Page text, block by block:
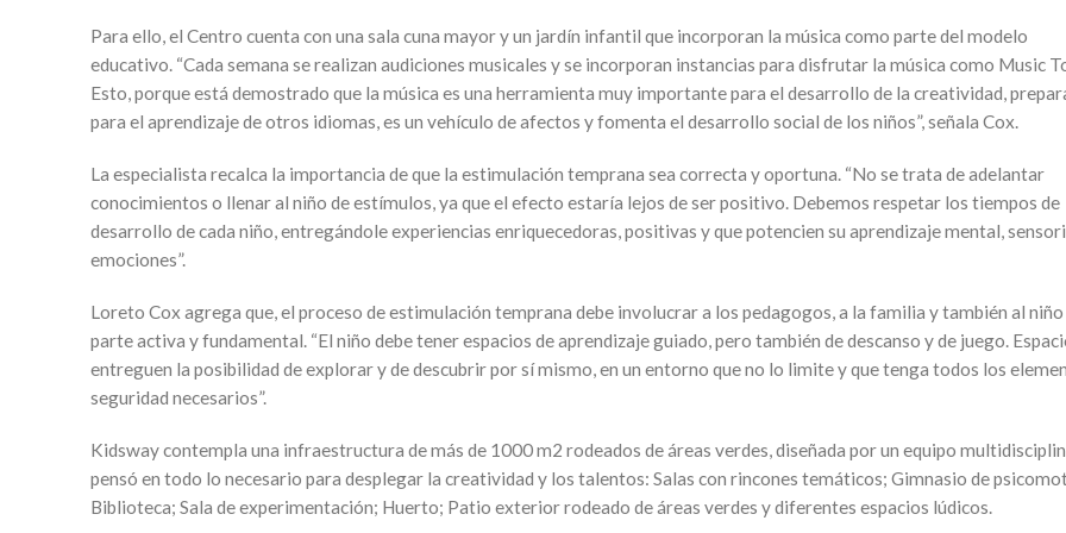
Para ello, el Centro cuenta con una sala cuna mayor y un jardín infantil que incorporan la música como parte del modelo
educativo. “Cada semana se realizan audiciones musicales y se incorporan instancias para disfrutar la música como Music
Esto, porque está demostrado que la música es una herramienta muy importante para el desarrollo de la creatividad,
para el aprendizaje de otros idiomas, es un vehículo de afectos y fomenta el desarrollo social de los niños”, señala Cox.
La especialista recalca la importancia de que la estimulación temprana sea correcta y oportuna. “No se trata de adelantar
conocimientos o llenar al niño de estímulos, ya que el efecto estaría lejos de ser positivo. Debemos respetar los tiempos de
desarrollo de cada niño, entregándole experiencias enriquecedoras, positivas y que potencien su aprendizaje mental,
emociones”.
Loreto Cox agrega que, el proceso de estimulación temprana debe involucrar a los pedagogos, a la familia y también al
parte activa y fundamental. “El niño debe tener espacios de aprendizaje guiado, pero también de descanso y de juego.
entreguen la posibilidad de explorar y de descubrir por sí mismo, en un entorno que no lo limite y que tenga todos los
seguridad necesarios”.
Kidsway contempla una infraestructura de más de 1000 m2 rodeados de áreas verdes, diseñada por un equipo
pensó en todo lo necesario para desplegar la creatividad y los talentos: Salas con rincones temáticos; Gimnasio de
Biblioteca; Sala de experimentación; Huerto; Patio exterior rodeado de áreas verdes y diferentes espacios lúdicos.